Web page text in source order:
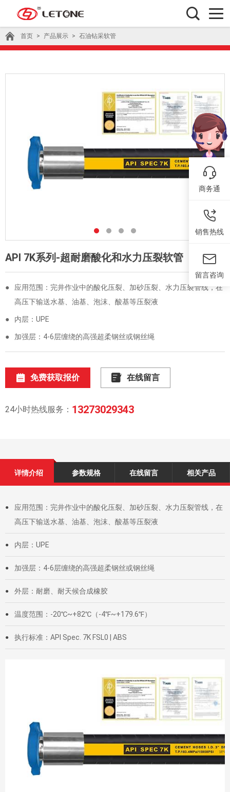
首页 > 产品展示 > 石油钻采软管
API 7K系列-超耐磨酸化和水力压裂软管
●
应用范围：完井作业中的酸化压裂、加砂压裂、水力压裂管线，在
高压下输送水基、油基、泡沫、酸基等压裂液
● 内层：UPE
● 加强层：4-6层缠绕的高强超柔钢丝或钢丝绳
免费获取报价 在线留言
24小时热线服务： 13273029343
详情介绍 参数规格 在线留言 相关产品
●
应用范围：完井作业中的酸化压裂、加砂压裂、水力压裂管线，在
高压下输送水基、油基、泡沫、酸基等压裂液
● 内层：UPE
● 加强层：4-6层缠绕的高强超柔钢丝或钢丝绳
● 外层：耐磨、耐天候合成橡胶
● 温度范围：-20℃~+82℃（-4℉~+179.6℉）
● 执行标准：API Spec. 7K FSL0 | ABS
商务通
销售热线
留言咨询